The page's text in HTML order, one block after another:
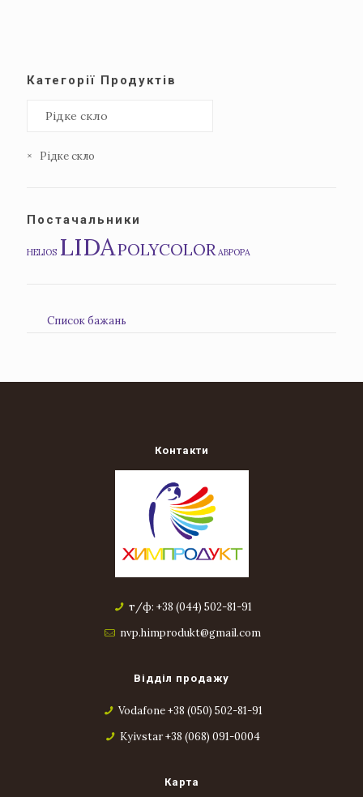
Категорії Продуктів
× Рідке скло
Постачальники
HELIOS LIDAPOLYCOLOR АВРОРА
Список бажань
Контакти
т/ф: +38 (044) 502-81-91
nvp.himprodukt@gmail.com
Відділ продажу
Vodafone +38 (050) 502-81-91
Kyivstar +38 (068) 091-0004
Карта